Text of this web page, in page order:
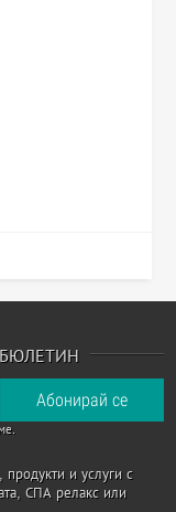
и услуги с
СПА релакс или